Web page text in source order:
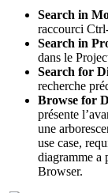
Search in
raccourci
Search in
dans le
Search for
recherche
Browse for
présente
une
use case,
diagramme a
Browser.